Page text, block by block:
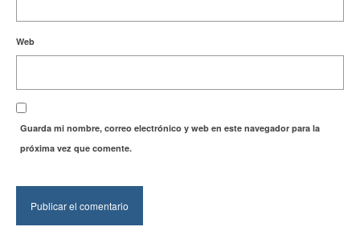
Web
Guarda mi nombre, correo electrónico y web en este navegador para la
próxima vez que comente.